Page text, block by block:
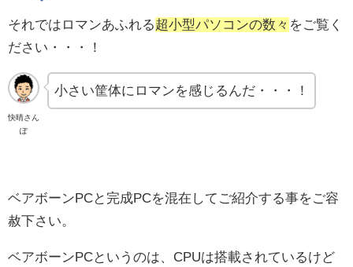
それではロマンあふれる超小型パソコンの数々 をご覧く
ださい・・・！
快晴さん
ぽ
小さい筐体にロマンを感じるんだ・・・！
ベアボーンPCと完成PCを混在してご紹介する事をご容
赦下さい。
ベアボーンPCというのは、CPUは搭載されているけど